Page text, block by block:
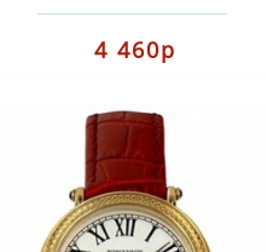
часы.Тип механизма:
кварцевые.Корпус: нержавеющая
сталь с позоло..
4 460р